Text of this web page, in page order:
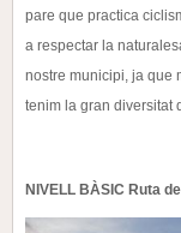
pare que practica
a respectar la
nostre municipi, ja que
tenim la gran diversitat
NIVELL BÀSIC Ruta